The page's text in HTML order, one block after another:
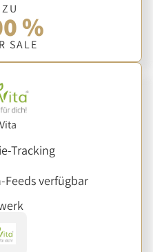
%
SALE
Tracking
verfügbar